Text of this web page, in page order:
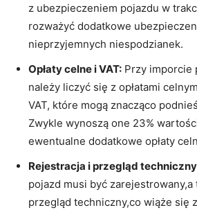
z ubezpieczeniem pojazdu w
rozważyć dodatkowe
nieprzyjemnych niespodzianek.
Opłaty celne i VAT: Przy imporcie
należy liczyć się z opłatami
VAT, które mogą znacząco
Zwykle wynoszą one 23%
ewentualne dodatkowe opłaty
Rejestracja i przegląd
pojazd musi być
przegląd techniczny,co wiąże się